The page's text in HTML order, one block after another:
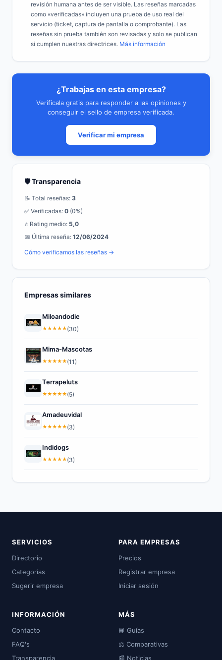
revisión humana antes de ser visible. Las reseñas marcadas
como «verificadas» incluyen una prueba de uso real del
servicio (ticket, captura de pantalla o comprobante). Las
reseñas sin prueba también son revisadas y solo se publican
si cumplen nuestras directrices. Más información
¿Trabajas en esta empresa?
Verifícala gratis para responder a las opiniones y
conseguir el sello de empresa verificada.
Verificar mi empresa
🛡️ Transparencia
📝 Total reseñas: 3
✅ Verificadas: 0 (0%)
⭐ Rating medio: 5,0
📅 Última reseña: 12/06/2024
Cómo verificamos las reseñas →
Empresas similares
Miloandodie
★★★★★(30)
Mima-Mascotas
★★★★★(11)
Terrapeluts
★★★★★(5)
Amadeuvidal
★★★★★(3)
Indidogs
★★★★★(3)
SERVICIOS
Directorio
Categorías
Sugerir empresa
PARA EMPRESAS
Precios
Registrar empresa
Iniciar sesión
INFORMACIÓN
Contacto
FAQ's
Transparencia
MÁS
📘 Guías
⚖️ Comparativas
📰 Noticias